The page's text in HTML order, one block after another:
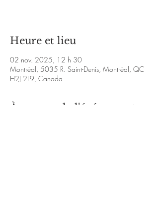
Heure et lieu
02 nov. 2025, 12 h 30
Montréal, 5035 R. Saint-Denis, Montréal, QC
H2J 2L9, Canada
À propos de l'événement